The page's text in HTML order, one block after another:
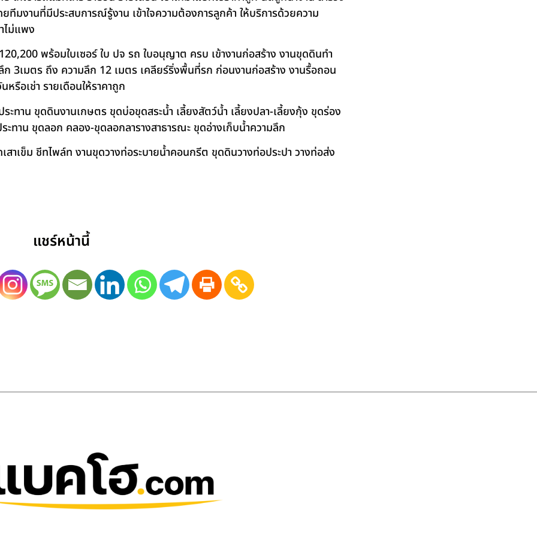
ทีมงานที่มีประสบการณ์รู้งาน เข้าใจความต้องการลูกค้า ให้บริการด้วยความ
ไม่แพง
พร้อมใบเซอร์ ใบ ปจ รถ ใบอนุญาต ครบ เข้างานก่อสร้าง งานขุดดินทำ
ก 3เมตร ถึง ความลึก 12 เมตร เคลียร์ริ่งพื้นที่รก ก่อนงานก่อสร้าง งานรื้อถอน
รือเช่า รายเดือนให้ราคาถูก
ะทาน ขุดดินงานเกษตร ขุดบ่อขุดสระน้ำ เลี้ยงสัตว์น้ำ เลี้ยงปลา-เลี้ยงกุ้ง ขุดร่อง
ทาน ขุดลอก คลอง-ขุดลอกลารางสาธารณะ ขุดอ่างเก็บน้ำความลึก
าเข็ม ชีทไพล์ท งานขุดวางท่อระบายน้ำคอนกรีต ขุดดินวางท่อประปา วางท่อส่ง
แชร์หน้านี้